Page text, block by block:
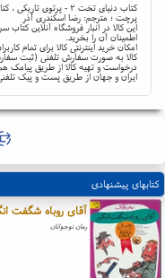
کتاب دنیای تخت ۲ -
پرچت ؛ مترجم: رضا اسکندری آذر
این کالا در انبار فروشگاه آنلاین
اطمینان آن را بخرید.
امکان خرید اینترنتی کالا برای تمام
کالا به صورت سفارش تلفنی (ثبت
درخواست و تهیه کالا از طریق پیامک
ایران و جهان از طریق پست و پیک
کتابهای پیشنهادی
آقای روباه شگفت
رمان نوجوانان